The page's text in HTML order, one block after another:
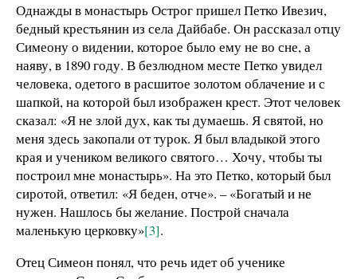
Однажды в монастырь Острог пришел Петко Ивезич,
бедный крестьянин из села Дайбабе. Он рассказал отцу
Симеону о видении, которое было ему не во сне, а
наяву, в 1890 году. В безлюдном месте Петко увидел
человека, одетого в расшитое золотом облачение и с
шапкой, на которой был изображен крест. Этот человек
сказал: «Я не злой дух, как ты думаешь. Я святой, но
меня здесь закопали от турок. Я был владыкой этого
края и учеником великого святого… Хочу, чтобы ты
построил мне монастырь». На это Петко, который был
сиротой, ответил: «Я беден, отче». – «Богатый и не
нужен. Нашлось бы желание. Построй сначала
маленькую церковку»[3].
Отец Симеон понял, что речь идет об ученике